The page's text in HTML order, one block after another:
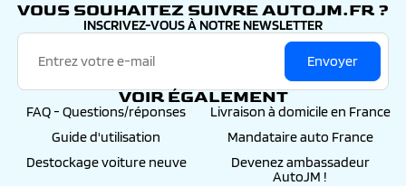
VOUS SOUHAITEZ SUIVRE AUTOJM.FR ?
INSCRIVEZ-VOUS À NOTRE NEWSLETTER
Envoyer
VOIR ÉGALEMENT
FAQ - Questions/réponses
Livraison à domicile en France
Guide d'utilisation
Mandataire auto France
Destockage voiture neuve
Devenez ambassadeur
AutoJM !